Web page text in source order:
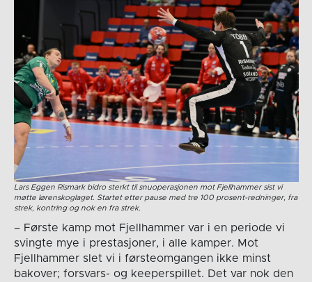
Lars Eggen Rismark bidro sterkt til snuoperasjonen mot Fjellhammer sist vi
møtte lørenskoglaget. Startet etter pause med tre 100 prosent-redninger, fra
strek, kontring og nok en fra strek.
– Første kamp mot Fjellhammer var i en periode vi
svingte mye i prestasjoner, i alle kamper. Mot
Fjellhammer slet vi i førsteomgangen ikke minst
bakover; forsvars- og keeperspillet. Det var nok den